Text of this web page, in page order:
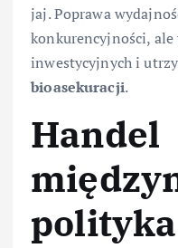
jaj. Poprawa
konkurencyjności, ale
inwestycyjnych i
bioasekuracji.
Handel
polityka